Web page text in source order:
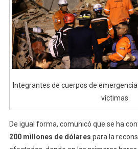
Integrantes de cuerpos de
víctimas
De igual forma, comunicó que se ha
200 millones de dólares para la